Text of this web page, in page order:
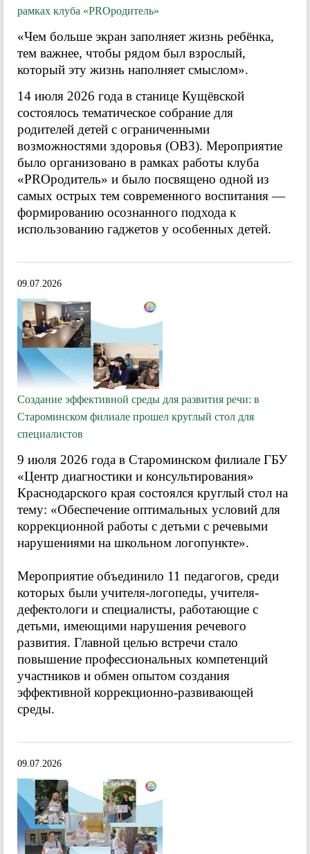
рамках клуба «PROродитель»
«Чем больше экран заполняет жизнь ребёнка,
тем важнее, чтобы рядом был взрослый,
который эту жизнь наполняет смыслом».
14 июля 2026 года в станице Кущёвской
состоялось тематическое собрание для
родителей детей с ограниченными
возможностями здоровья (ОВЗ). Мероприятие
было организовано в рамках работы клуба
«PROродитель» и было посвящено одной из
самых острых тем современного воспитания —
формированию осознанного подхода к
использованию гаджетов у особенных детей.
09.07.2026
Создание эффективной среды для развития речи: в
Староминском филиале прошел круглый стол для
специалистов
9 июля 2026 года в Староминском филиале ГБУ
«Центр диагностики и консультирования»
Краснодарского края состоялся круглый стол на
тему: «Обеспечение оптимальных условий для
коррекционной работы с детьми с речевыми
нарушениями на школьном логопункте».
Мероприятие объединило 11 педагогов, среди
которых были учителя-логопеды, учителя-
дефектологи и специалисты, работающие с
детьми, имеющими нарушения речевого
развития. Главной целью встречи стало
повышение профессиональных компетенций
участников и обмен опытом создания
эффективной коррекционно-развивающей
среды.
09.07.2026